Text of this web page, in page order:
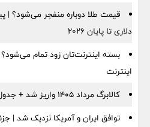
دلاری تا پایان ۲۰۲۶
بسته اینترنت‌تان زود تمام
اینترنت
کالابرگ مرداد ۱۴۰۵ واریز شد + جدول زمان و مبلغ کالابرگ
توافق ایران و آمریکا نزدیک شد |